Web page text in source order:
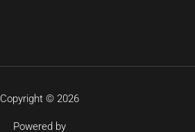
Copyright © 2026
Powered by